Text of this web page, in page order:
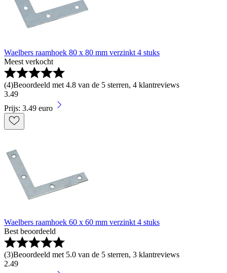
Waelbers raamhoek 80 x 80 mm verzinkt 4 stuks
Meest verkocht
(4)Beoordeeld met 4.8 van de 5 sterren, 4 klantreviews
3.49
Prijs: 3.49 euro
Waelbers raamhoek 60 x 60 mm verzinkt 4 stuks
Best beoordeeld
(3)Beoordeeld met 5.0 van de 5 sterren, 3 klantreviews
2.49